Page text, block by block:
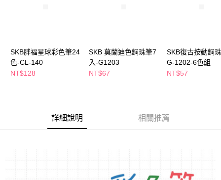
【注意事項】
１．透過由恩沛科技股份有限公司提供之「AFTEE先享後付」服務完成之交
易，需依本服務之必要範圍內提供個人資料，並將交易相關給付款項請求債
權轉讓予恩沛科技股份有限公司。
「AFTEE先享後付」，若未經同意申辦者引起之損失，本公司不負相關責
４．使用「AFTEE先享後付」時，將依據個別帳號之用戶狀況，依本公司即
每筆NT$65，滿NT$490(含以上)免運費
付款後7-11取貨
每筆NT$100，滿NT$790(含以上)免運費
SKB胖福星球彩色筆24
色-CL-140
NT$128
SKB 莫蘭迪色鋼珠筆7
入-G1203
NT$67
SKB復古按動鋼
G-1202-6色組
NT$57
詳細說明 相關推薦